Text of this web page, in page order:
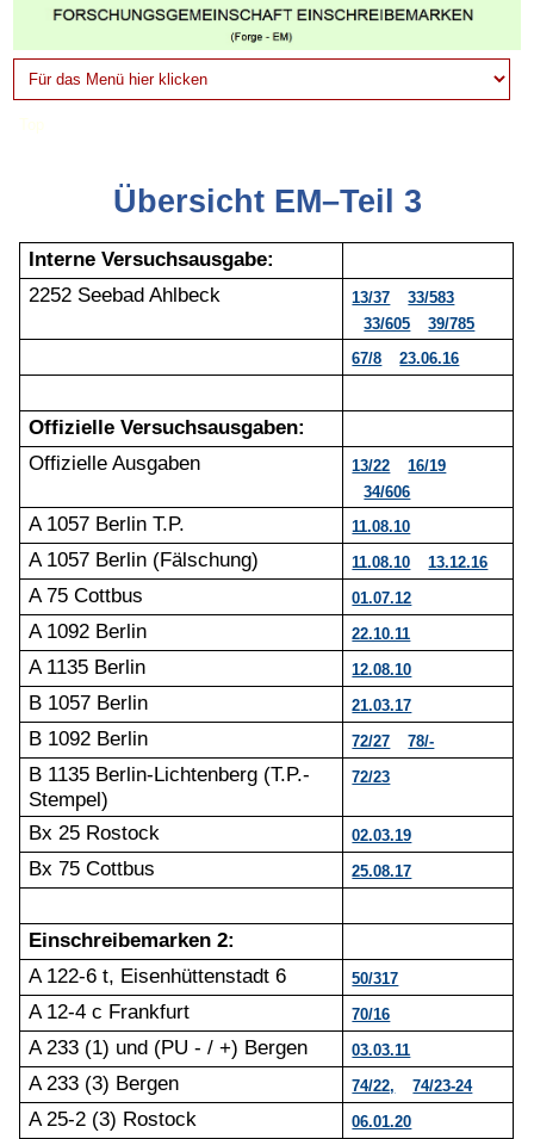
Übersicht EM–Teil 3
Interne Versuchsausgabe:
2252 Seebad Ahlbeck
13/37
33/583
33/605
39/785
67/8
23.06.16
Offizielle Versuchsausgaben:
Offizielle Ausgaben
13/22
16/19
34/606
A 1057 Berlin T.P. 11.08.10
A 1057 Berlin (Fälschung) 11.08.10 13.12.16
A 75 Cottbus 01.07.12
A 1092 Berlin 22.10.11
A 1135 Berlin 12.08.10
B 1057 Berlin 21.03.17
B 1092 Berlin 72/27 78/-
B 1135 Berlin-Lichtenberg (T.P.-
Stempel)
72/23
Bx 25 Rostock 02.03.19
Bx 75 Cottbus 25.08.17
Einschreibemarken 2:
A 122-6 t, Eisenhüttenstadt 6
50/317
A 12-4 c Frankfurt 70/16
A 233 (1) und (PU - / +) Bergen 03.03.11
A 233 (3) Bergen 74/22, 74/23-24
A 25-2 (3) Rostock 06.01.20